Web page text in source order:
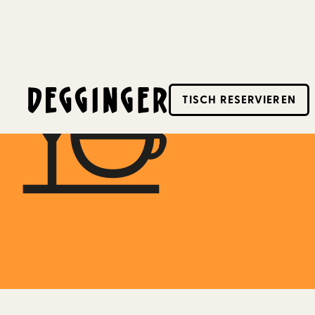
Dieses Event hat schon stattgefunden! Schaue
TISCH RESERVIEREN
1.3.2026